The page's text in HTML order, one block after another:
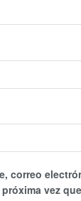
correo
vez